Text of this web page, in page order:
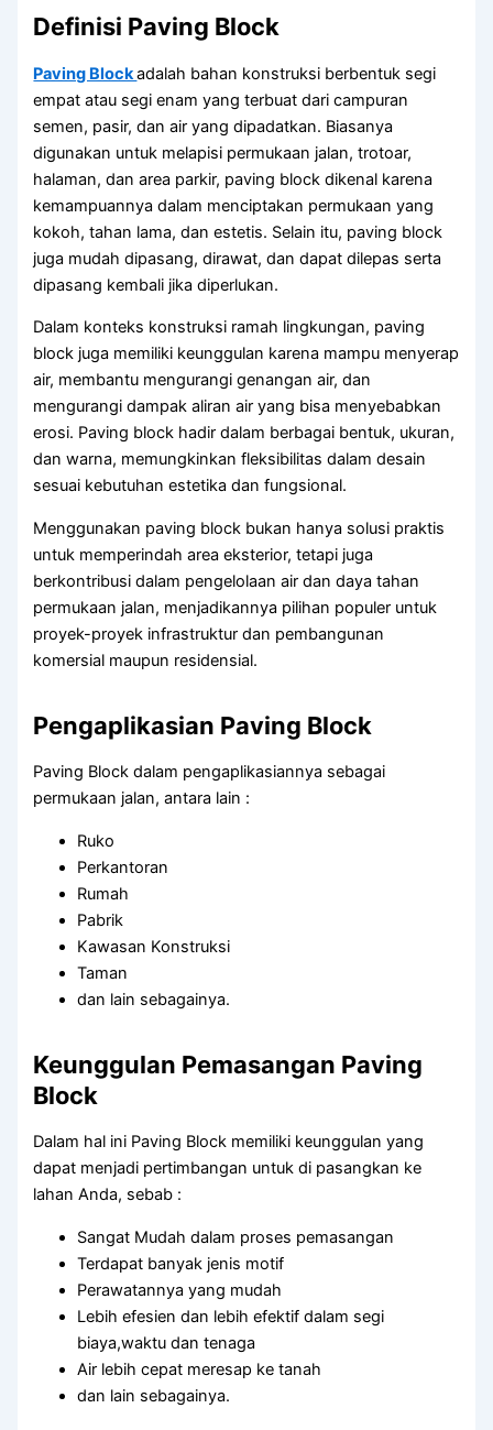
Definisi Paving Block
Paving Blockadalah bahan konstruksi berbentuk segi
empat atau segi enam yang terbuat dari campuran
semen, pasir, dan air yang dipadatkan. Biasanya
digunakan untuk melapisi permukaan jalan, trotoar,
halaman, dan area parkir, paving block dikenal karena
kemampuannya dalam menciptakan permukaan yang
kokoh, tahan lama, dan estetis. Selain itu, paving block
juga mudah dipasang, dirawat, dan dapat dilepas serta
dipasang kembali jika diperlukan.
Dalam konteks konstruksi ramah lingkungan, paving
block juga memiliki keunggulan karena mampu menyerap
air, membantu mengurangi genangan air, dan
mengurangi dampak aliran air yang bisa menyebabkan
erosi. Paving block hadir dalam berbagai bentuk, ukuran,
dan warna, memungkinkan fleksibilitas dalam desain
sesuai kebutuhan estetika dan fungsional.
Menggunakan paving block bukan hanya solusi praktis
untuk memperindah area eksterior, tetapi juga
berkontribusi dalam pengelolaan air dan daya tahan
permukaan jalan, menjadikannya pilihan populer untuk
proyek-proyek infrastruktur dan pembangunan
komersial maupun residensial.
Pengaplikasian Paving Block
Paving Block dalam pengaplikasiannya sebagai
permukaan jalan, antara lain :
Ruko
Perkantoran
Rumah
Pabrik
Kawasan Konstruksi
Taman
dan lain sebagainya.
Keunggulan Pemasangan Paving
Block
Dalam hal ini Paving Block memiliki keunggulan yang
dapat menjadi pertimbangan untuk di pasangkan ke
lahan Anda, sebab :
Sangat Mudah dalam proses pemasangan
Terdapat banyak jenis motif
Perawatannya yang mudah
Lebih efesien dan lebih efektif dalam segi
biaya,waktu dan tenaga
Air lebih cepat meresap ke tanah
dan lain sebagainya.